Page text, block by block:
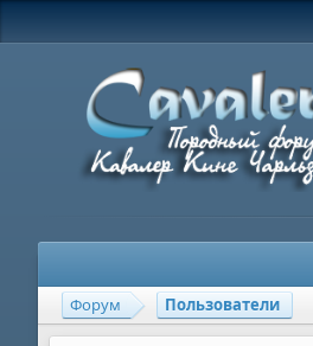
Форум Пользователи